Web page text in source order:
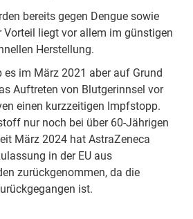
bereits gegen Dengue sowie
Vorteil liegt vor allem im günstigen
Herstellung.
im März 2021 aber auf Grund
Auftreten von Blutgerinnsel vor
einen kurzzeitigen Impfstopp.
nur noch bei über 60-Jährigen
März 2024 hat AstraZeneca
in der EU aus
zurückgenommen, da die
ist.